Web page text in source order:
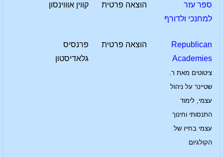
ספר עזר
למחנכי ולדורף
הוצאה פרטית קווין אוווינסון
Republican
Academies
ציטוטים מאת ר.
שטיינר על ניהול
עצמי, לימוד
התנסותי וחינוך
עצמי בחייו של
הקולגיום
הוצאה פרטית
פרנסיס
גלאדיסטון